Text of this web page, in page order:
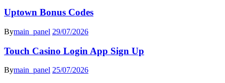
Uptown Bonus Codes
Bymain_panel 29/07/2026
Touch Casino Login App Sign Up
Bymain_panel 25/07/2026